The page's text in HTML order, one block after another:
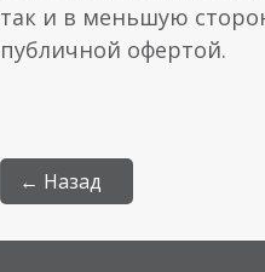
так и в меньшую
публичной офертой.
← Назад